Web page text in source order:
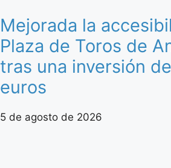
Mejorada la
Plaza de Toros de
tras una inversión
euros
5 de agosto de 2026